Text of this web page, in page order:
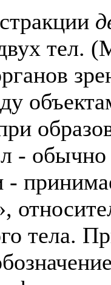
тел.
-
-
тела.